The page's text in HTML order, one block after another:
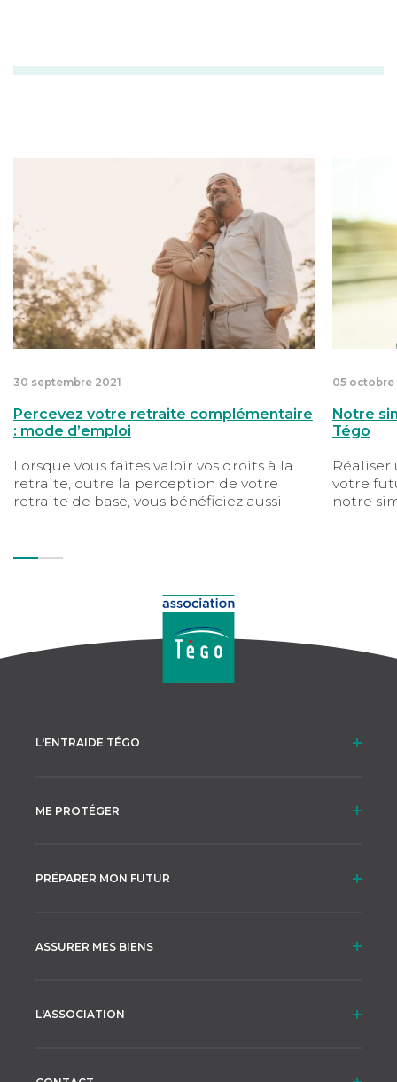
30 septembre 2021
Percevez votre retraite complémentaire
: mode d’emploi
Lorsque vous faites valoir vos droits à la
retraite, outre la perception de votre
retraite de base, vous bénéficiez aussi
marche à suivre pour son versement.
05 octobre
Notre
Tégo
votre
notre
L'ENTRAIDE TÉGO
ME PROTÉGER
PRÉPARER MON FUTUR
ASSURER MES BIENS
L'ASSOCIATION